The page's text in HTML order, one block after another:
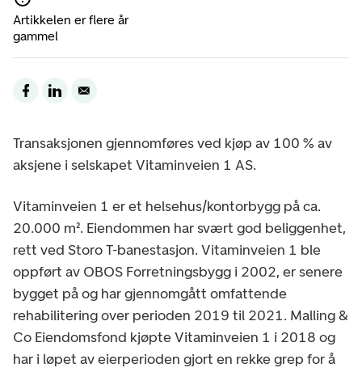
Artikkelen er flere år
gammel
Transaksjonen gjennomføres ved kjøp av 100 % av
aksjene i selskapet Vitaminveien 1 AS.
Vitaminveien 1 er et helsehus/kontorbygg på ca.
20.000 m². Eiendommen har svært god beliggenhet,
rett ved Storo T-banestasjon. Vitaminveien 1 ble
oppført av OBOS Forretningsbygg i 2002, er senere
bygget på og har gjennomgått omfattende
rehabilitering over perioden 2019 til 2021. Malling &
Co Eiendomsfond kjøpte Vitaminveien 1 i 2018 og
har i løpet av eierperioden gjort en rekke grep for å